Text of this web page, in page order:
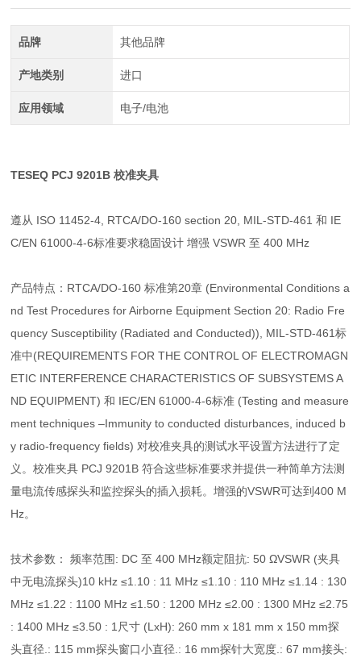
品牌 其他品牌
产地类别 进口
应用领域 电子/电池
TESEQ PCJ 9201B 校准夹具
遵从 ISO 11452-4, RTCA/DO-160 section 20, MIL-STD-461 和 IE
C/EN 61000-4-6标准要求稳固设计 增强 VSWR 至 400 MHz
产品特点：RTCA/DO-160 标准第20章 (Environmental Conditions a
nd Test Procedures for Airborne Equipment Section 20: Radio Fre
quency Susceptibility (Radiated and Conducted)), MIL-STD-461标
准中(REQUIREMENTS FOR THE CONTROL OF ELECTROMAGN
ETIC INTERFERENCE CHARACTERISTICS OF SUBSYSTEMS A
ND EQUIPMENT) 和 IEC/EN 61000-4-6标准 (Testing and measure
ment techniques –Immunity to conducted disturbances, induced b
y radio-frequency fields) 对校准夹具的测试水平设置方法进行了定
义。校准夹具 PCJ 9201B 符合这些标准要求并提供一种简单方法测
量电流传感探头和监控探头的插入损耗。增强的VSWR可达到400 M
Hz。
技术参数： 频率范围: DC 至 400 MHz额定阻抗: 50 ΩVSWR (夹具
中无电流探头)10 kHz ≤1.10 : 11 MHz ≤1.10 : 110 MHz ≤1.14 : 130
MHz ≤1.22 : 1100 MHz ≤1.50 : 1200 MHz ≤2.00 : 1300 MHz ≤2.75
: 1400 MHz ≤3.50 : 1尺寸 (LxH): 260 mm x 181 mm x 150 mm探
头直径.: 115 mm探头窗口小直径.: 16 mm探针大宽度.: 67 mm接头: